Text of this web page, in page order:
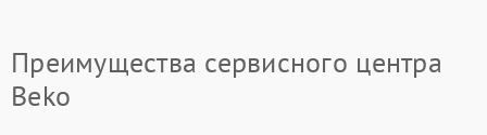
Преимущества сервисного центра
Beko